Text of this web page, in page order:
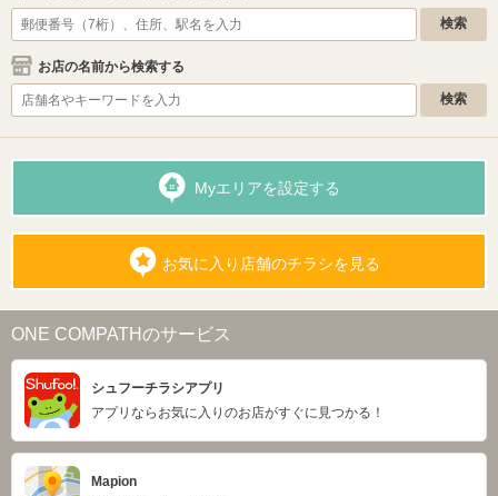
お店の名前から検索する
Myエリアを設定する
お気に入り店舗のチラシを見る
ONE COMPATHのサービス
シュフーチラシアプリ
アプリならお気に入りのお店がすぐに見つかる！
Mapion